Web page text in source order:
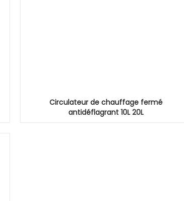
Circulateur de chauffage fermé
antidéflagrant 10L 20L